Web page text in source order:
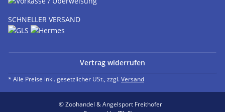
SCHNELLER VERSAND
Vertrag widerrufen
* Alle Preise inkl. gesetzlicher USt., zzgl.Versand
© Zoohandel & Angelsport Freithofer